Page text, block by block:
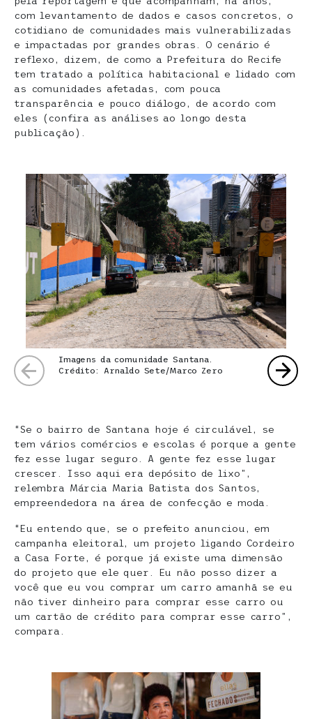
com levantamento de dados e casos concretos, o
cotidiano de comunidades mais vulnerabilizadas
e impactadas por grandes obras. O cenário é
reflexo, dizem, de como a Prefeitura do Recife
tem tratado a política habitacional e lidado com
as comunidades afetadas, com pouca
transparência e pouco diálogo, de acordo com
eles (confira as análises ao longo desta
publicação).
Imagens da comunidade Santana.
Crédito: Arnaldo Sete/Marco Zero
“Se o bairro de Santana hoje é circulável, se
tem vários comércios e escolas é porque a gente
fez esse lugar seguro. A gente fez esse lugar
crescer. Isso aqui era depósito de lixo”,
relembra Márcia Maria Batista dos Santos,
empreendedora na área de confecção e moda.
“Eu entendo que, se o prefeito anunciou, em
campanha eleitoral, um projeto ligando Cordeiro
a Casa Forte, é porque já existe uma dimensão
do projeto que ele quer. Eu não posso dizer a
você que eu vou comprar um carro amanhã se eu
não tiver dinheiro para comprar esse carro ou
um cartão de crédito para comprar esse carro”,
compara.